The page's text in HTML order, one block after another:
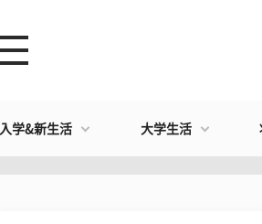
入学&新生活 大学生活